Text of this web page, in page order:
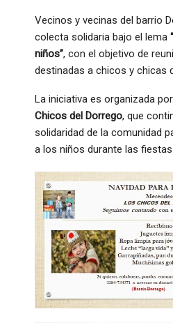
Vecinos y vecinas del barrio
colecta solidaria bajo el lema
niños”, con el objetivo de
destinadas a chicos y chicas
La iniciativa es organizada por
Chicos del Dorrego, que
solidaridad de la comunidad
a los niños durante las fiestas.